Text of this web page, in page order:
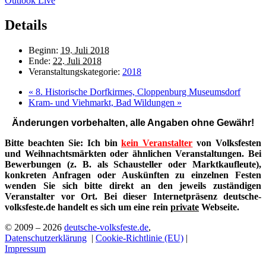
Details
Beginn: 19. Juli 2018
Ende: 22. Juli 2018
Veranstaltungskategorie: 2018
« 8. Historische Dorfkirmes, Cloppenburg Museumsdorf
Kram- und Viehmarkt, Bad Wildungen »
Änderungen vorbehalten, alle Angaben ohne Gewähr!
Bitte beachten Sie: Ich binkein Veranstalter von Volksfesten
und Weihnachtsmärkten oder ähnlichen Veranstaltungen. Bei
Bewerbungen (z. B. als Schausteller oder Marktkaufleute),
konkreten Anfragen oder Auskünften zu einzelnen Festen
wenden Sie sich bitte direkt an den jeweils zuständigen
Veranstalter vor Ort. Bei dieser Internetpräsenz deutsche-
volksfeste.de handelt es sich um eine rein private Webseite.
© 2009 – 2026 deutsche-volksfeste.de,
Datenschutzerklärung | Cookie-Richtlinie (EU) |
Impressum